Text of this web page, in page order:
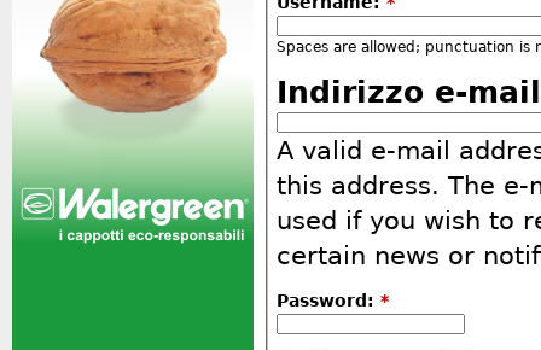
Spaces are allowed; punctuation is
Indirizzo e-
A valid e-mail
this address. The
used if you wish to
certain news or
Password: *